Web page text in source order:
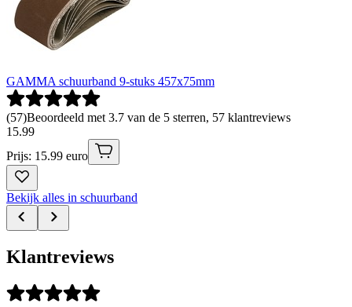
GAMMA schuurband 9-stuks 457x75mm
(57)Beoordeeld met 3.7 van de 5 sterren, 57 klantreviews
15.99
Prijs: 15.99 euro
Bekijk alles in schuurband
Klantreviews